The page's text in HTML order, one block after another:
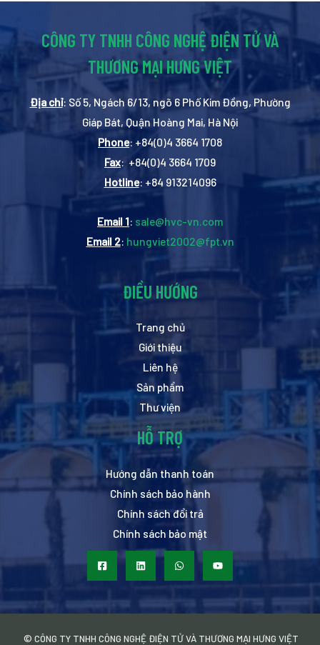
CÔNG TY TNHH CÔNG NGHỆ ĐIỆN TỬ VÀ
THƯƠNG MẠI HƯNG VIỆT
Địa chỉ: Số 5, Ngách 6/13, ngõ 6 Phố Kim Đồng, Phường
Giáp Bát, Quận Hoàng Mai, Hà Nội
Phone: +84(0)4 3664 1708
Fax: +84(0)4 3664 1709
Hotline: +84 913214096
Email 1: sale@hvc-vn.com
Email 2: hungviet2002@fpt.vn
ĐIỀU HƯỚNG
Trang chủ
Giới thiệu
Liên hệ
Sản phẩm
Thư viện
HỖ TRỢ
Hướng dẫn thanh toán
Chính sách bảo hành
Chính sách đổi trả
Chính sách bảo mật
© CÔNG TY TNHH CÔNG NGHỆ ĐIỆN TỬ VÀ THƯƠNG MẠI HƯNG VIỆT